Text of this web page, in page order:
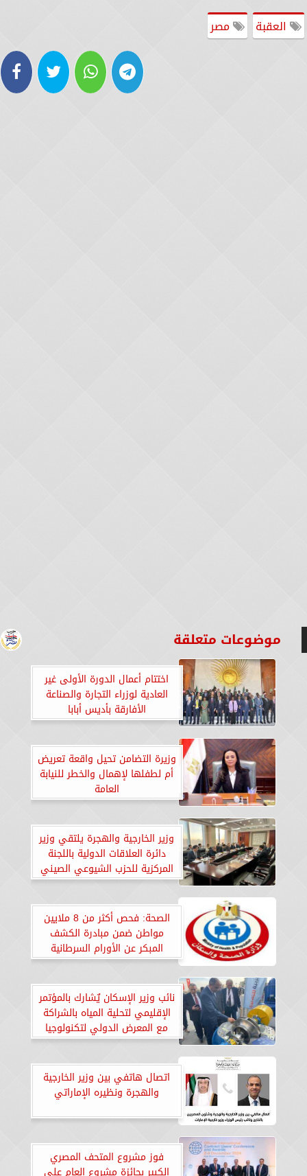
العقبة
مصر
موضوعات متعلقة
اختتام أعمال الدورة الأولى غير
العادية لوزراء التجارة والصناعة
الأفارقة بأديس أبابا
وزيرة التضامن تحيل واقعة تعريض
أم لطفلها لإهمال والخطر للنيابة
العامة
وزير الخارجية والهجرة يلتقي وزير
دائرة العلاقات الدولية باللجنة
المركزية للحزب الشيوعي الصيني
الصحة: فحص أكثر من 8 ملايين
مواطن ضمن مبادرة الكشف
المبكر عن الأورام السرطانية
بالمجان
نائب وزير الإسكان يٌشارك بالمؤتمر
الإقليمي لتحلية المياه بالشراكة
مع المعرض الدولي لتكنولوجيا
المياه والصرف
اتصال هاتفي بين وزير الخارجية
والهجرة ونظيره الإماراتي
فوز مشروع المتحف المصري
الكبير بجائزة مشروع العام على